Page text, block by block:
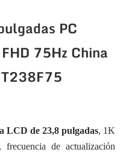
PC
75Hz China
LCD de 23,8 pulgadas, 1K
de actualización